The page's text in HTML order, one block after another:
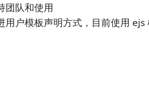
团队和使用
用户模板声明方式，目前使用 ejs